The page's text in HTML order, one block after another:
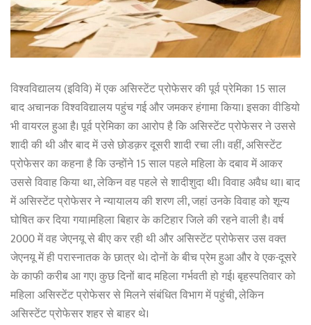
विश्वविद्यालय (इविवि) में एक असिस्टेंट प्रोफेसर की पूर्व प्रेमिका 15 साल
बाद अचानक विश्वविद्यालय पहुंच गई और जमकर हंगामा किया। इसका वीडियो
भी वायरल हुआ है। पूर्व प्रेमिका का आरोप है कि असिस्टेंट प्रोफेसर ने उससे
शादी की थी और बाद में उसे छोडक़र दूसरी शादी रचा ली। वहीं, असिस्टेंट
प्रोफेसर का कहना है कि उन्होंने 15 साल पहले महिला के दबाव में आकर
उससे विवाह किया था, लेकिन वह पहले से शादीशुदा थी। विवाह अवैध था। बाद
में असिस्टेंट प्रोफेसर ने न्यायालय की शरण ली, जहां उनके विवाह को शून्य
घोषित कर दिया गया।महिला बिहार के कटिहार जिले की रहने वाली है। वर्ष
2000 में वह जेएनयू से बीए कर रही थी और असिस्टेंट प्रोफेसर उस वक्त
जेएनयू में ही परास्नातक के छात्र थे। दोनों के बीच प्रेम हुआ और वे एक-दूसरे
के काफी करीब आ गए। कुछ दिनों बाद महिला गर्भवती हो गई। बृहस्पतिवार को
महिला असिस्टेंट प्रोफेसर से मिलने संबंधित विभाग में पहुंची, लेकिन
असिस्टेंट प्रोफेसर शहर से बाहर थे।